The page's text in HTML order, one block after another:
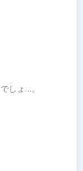
しょ…。